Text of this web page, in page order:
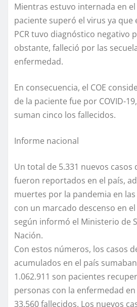
Mientras estuvo internada en
paciente superó el virus ya que
PCR tuvo diagnóstico negativo
obstante, falleció por las
enfermedad.
En consecuencia, el COE
de la paciente fue por COVID-
suman cinco los fallecidos.
Informe nacional
Un total de 5.331 nuevos casos
fueron reportados en el país,
muertes por la pandemia en
con un marcado descenso en
según informó el Ministerio de
Nación.
Con estos números, los casos
acumulados en el país
1.062.911 son pacientes
personas con la enfermedad
33.560 fallecidos. Los nuevos